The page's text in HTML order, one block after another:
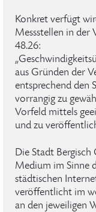
Konkret verfügt
Messstellen in der
48.26:
aus Gründen der
entsprechend den
vorrangig zu
Vorfeld mittels
und zu
Die Stadt Bergisch
Medium im Sinne
städtischen
veröffentlicht im
an den jeweiligen